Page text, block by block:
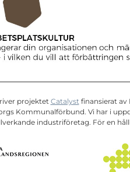
projektet Catalyst finansierat av
Kommunalförbund. Vi har i
industriföretag. För en